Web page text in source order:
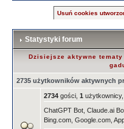
Usuń cookies
Statystyki forum
Dzisiejsze aktywne tematy
2735 użytkowników aktywnych
2734 gości, 1 użytkownicy,
ChatGPT Bot, Claude.ai
Bing.com, Google.com,